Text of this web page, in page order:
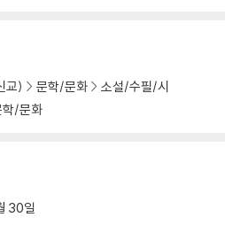
교) 문학/문화
소설/수필/시
학/문화
30일